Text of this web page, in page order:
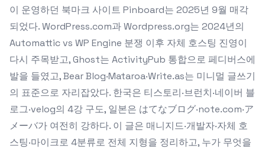
이 운영하던 북마크 사이트 Pinboard는 2025년 9월 매각
되었다. WordPress.com과 Wordpress.org는 2024년의
Automattic vs WP Engine 분쟁 이후 자체 호스팅 진영이
다시 주목받고, Ghost는 ActivityPub 통합으로 페디버스에
발을 들였고, Bear Blog·Mataroa·Write.as는 미니멀 글쓰기
의 표준으로 자리잡았다. 한국은 티스토리·브런치·네이버 블
로그·velog의 4강 구도, 일본은 はてなブログ·note.com·ア
メーバ가 여전히 강하다. 이 글은 매니지드·개발자·자체 호
스팅·마이크로 4분류로 전체 지형을 정리하고, 누가 무엇을